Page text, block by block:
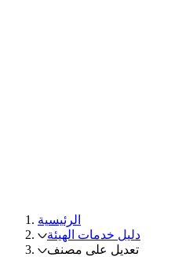
الرئيسية
دليل خدمات الهيئة
تعديل على مصنف